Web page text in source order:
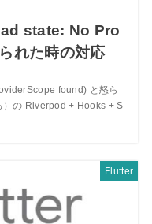
state: No Pro
れた時の対応
found) と怒ら
）の Riverpod + Hooks + S
Flutter